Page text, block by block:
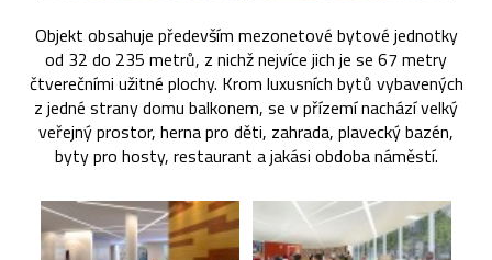
Objekt obsahuje především mezonetové bytové jednotky
od 32 do 235 metrů, z nichž nejvíce jich je se 67 metry
čtverečními užitné plochy. Krom luxusních bytů vybavených
z jedné strany domu balkonem, se v přízemí nachází velký
veřejný prostor, herna pro děti, zahrada, plavecký bazén,
byty pro hosty, restaurant a jakási obdoba náměstí.